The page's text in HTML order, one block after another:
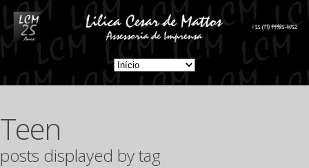
Teen
posts displayed by tag